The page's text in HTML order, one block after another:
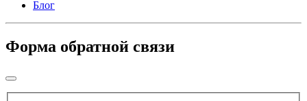
Блог
Форма обратной связи